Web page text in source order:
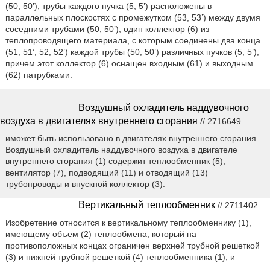
(50, 50’); трубы каждого пучка (5, 5’) расположены в
параллельных плоскостях с промежутком (53, 53’) между двумя
соседними трубами (50, 50’); один коллектор (6) из
теплопроводящего материала, с которым соединены два конца
(51, 51’, 52, 52’) каждой трубы (50, 50’) различных пучков (5, 5’),
причем этот коллектор (6) оснащен входным (61) и выходным
(62) патрубками.
Воздушный охладитель наддувочного
воздуха в двигателях внутреннего сгорания // 2716649
иможет быть использовано в двигателях внутреннего сгорания.
Воздушный охладитель наддувочного воздуха в двигателе
внутреннего сгорания (1) содержит теплообменник (5),
вентилятор (7), подводящий (11) и отводящий (13)
трубопроводы и впускной коллектор (3).
Вертикальный теплообменник // 2711402
Изобретение относится к вертикальному теплообменнику (1),
имеющему объем (2) теплообмена, который на
противоположных концах ограничен верхней трубной решеткой
(3) и нижней трубной решеткой (4) теплообменника (1), и